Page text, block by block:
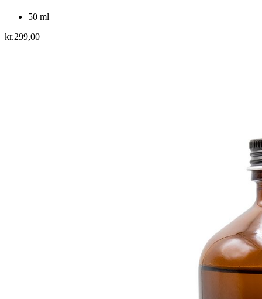
50 ml
kr.299,00